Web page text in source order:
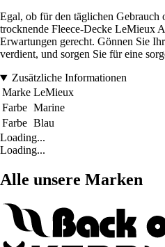
Egal, ob für den täglichen Gebrauch
trocknende Fleece-Decke LeMieux
Erwartungen gerecht. Gönnen Sie
verdient, und sorgen Sie für eine
Zusätzliche Informationen
Marke LeMieux
Farbe Marine
Farbe Blau
Loading...
Loading...
Alle unsere Marken